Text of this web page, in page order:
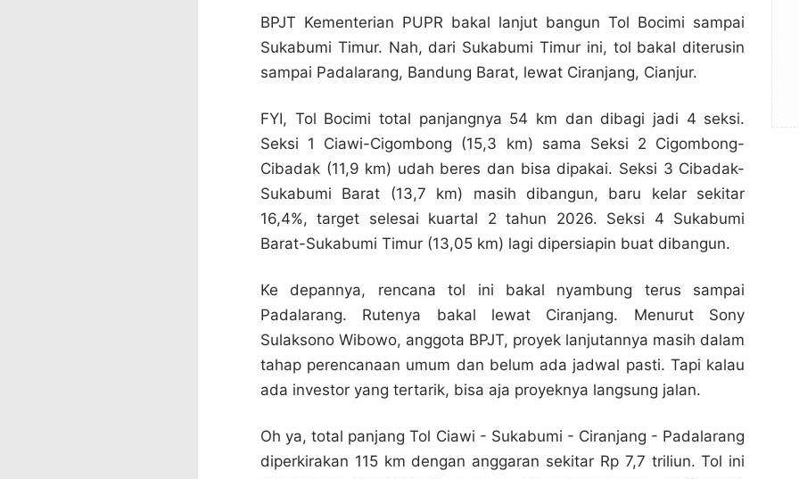
Perjalanan Bogor-Bandung Makin Mudah: Tol
Bogor Channel
Bagikan ke media lain
BPJT Kementerian PUPR bakal lanjut bangun Tol Bocimi sampai
Sukabumi Timur. Nah, dari Sukabumi Timur ini, tol bakal diterusin
sampai Padalarang, Bandung Barat, lewat Ciranjang, Cianjur.
FYI, Tol Bocimi total panjangnya 54 km dan dibagi jadi 4 seksi.
Seksi 1 Ciawi-Cigombong (15,3 km) sama Seksi 2 Cigombong-
Cibadak (11,9 km) udah beres dan bisa dipakai. Seksi 3 Cibadak-
Sukabumi Barat (13,7 km) masih dibangun, baru kelar sekitar
16,4%, target selesai kuartal 2 tahun 2026. Seksi 4 Sukabumi
Barat-Sukabumi Timur (13,05 km) lagi dipersiapin buat dibangun.
Ke depannya, rencana tol ini bakal nyambung terus sampai
Padalarang. Rutenya bakal lewat Ciranjang. Menurut Sony
Sulaksono Wibowo, anggota BPJT, proyek lanjutannya masih dalam
tahap perencanaan umum dan belum ada jadwal pasti. Tapi kalau
ada investor yang tertarik, bisa aja proyeknya langsung jalan.
Oh ya, total panjang Tol Ciawi - Sukabumi - Ciranjang - Padalarang
diperkirakan 115 km dengan anggaran sekitar Rp 7,7 triliun. Tol ini
Perjalanan Bogor-Bandung Makin Mudah: Tol
Bogor Channel
Bagikan ke media lain